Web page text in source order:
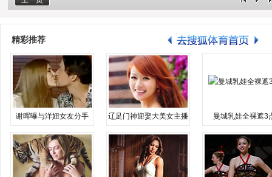
精彩推荐
谢晖曝与洋妞女友分手 辽足门神迎娶大美女主播 曼城乳娃全裸遮3